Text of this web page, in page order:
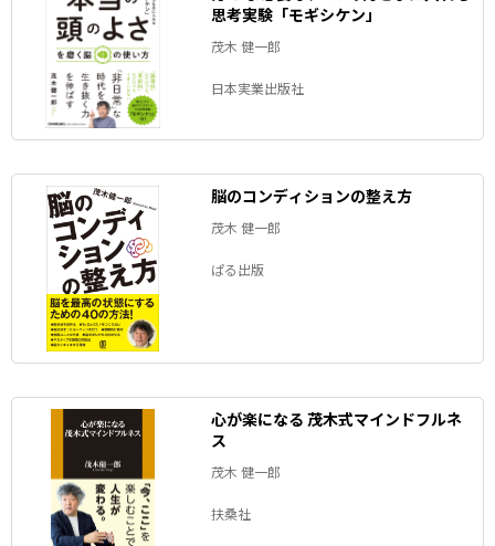
思考実験「モギシケン」
茂木 健一郎
日本実業出版社
脳のコンディションの整え方
茂木 健一郎
ぱる出版
心が楽になる 茂木式マインドフルネ
ス
茂木 健一郎
扶桑社